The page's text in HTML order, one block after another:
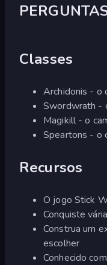
Classes
Archidonis - o
Swordwrath -
Magikill - o
Speartons - o
Recursos
O jogo Stick
Conquiste
Construa um
escolher
Conhecido